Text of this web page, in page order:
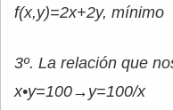
f(x,y)=2x+2y, mínimo
3º. La relación que
x•y=100→y=100/x